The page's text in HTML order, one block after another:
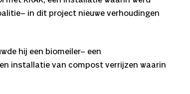
in dit project nieuwe verhoudingen
hij een biomeiler– een
installatie van compost verrijzen waarin